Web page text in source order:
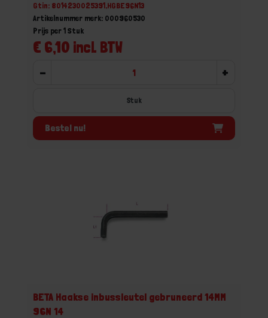
Gtin: 8014230025391,HGBE96N13
Artikelnummer merk: 000960530
€ 6,10 incl. BTW
Prijs per 1 Stuk
- +
Stuk
Bestel nu!
BETA Haakse inbussleutel gebruneerd 14MM
96N 14